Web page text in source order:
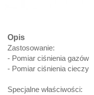
Opis
Zastosowanie:
- Pomiar ciśnienia gazów
- Pomiar ciśnienia cieczy
Specjalne właściwości: